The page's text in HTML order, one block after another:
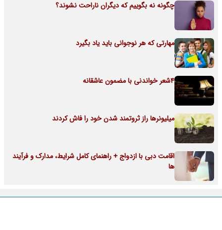
چگونه نه بگوییم که دیگران ناراحت نشوند؟
مهارتی که هر نوجوانی باید یاد بگیرد
4شعر خواندنی با مضمون عاشقانه
میلیونرها راز ثروتمند شدن خود را فاش کردند
اقامت دبی با ازدواج + راهنمای کامل شرایط، مدارک و فرآیند
ها